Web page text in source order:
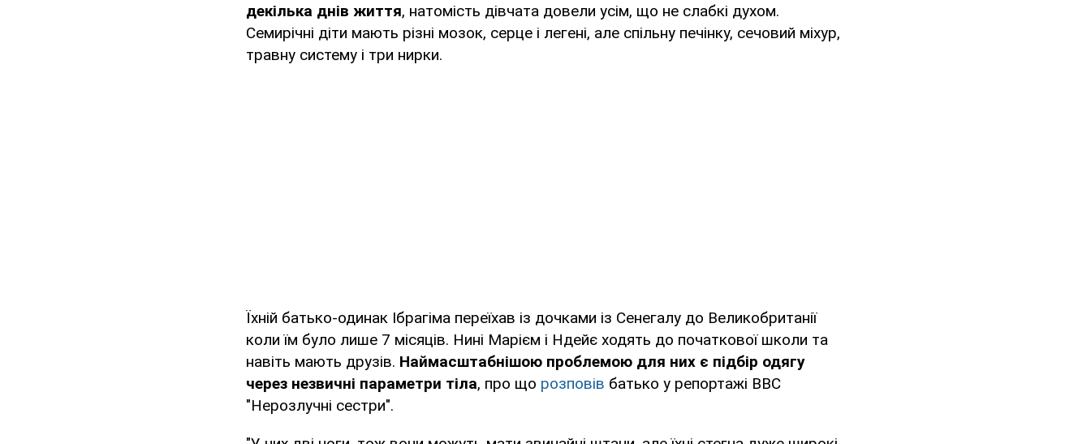
декілька днів життя, натомість дівчата довели усім, що не слабкі духом.
Семирічні діти мають різні мозок, серце і легені, але спільну печінку, сечовий міхур,
травну систему і три нирки.
Їхній батько-одинак Ібрагіма переїхав із дочками із Сенегалу до Великобританії
коли їм було лише 7 місяців. Нині Марієм і Ндейє ходять до початкової школи та
навіть мають друзів. Наймасштабнішою проблемою для них є підбір одягу
через незвичні параметри тіла, про що розповів батько у репортажі BBC
"Нерозлучні сестри".